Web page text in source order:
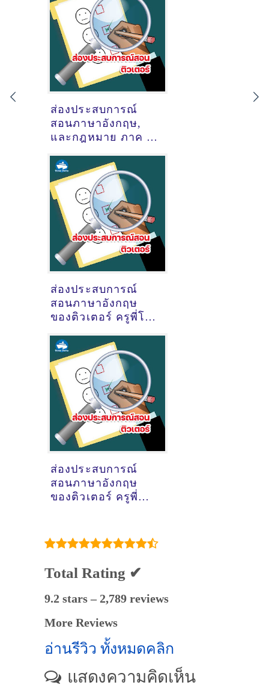
ส่องประสบการณ์
สอนภาษาอังกฤษ,
และกฎหมาย ภาค ก
สำนักงานปลัด
กระทรวง
สาธารณสุข) ของ
ติวเตอร์ ครูพี่ธิป นาย
ธิบดิ์ เซซัง
@ออนไลน์
ส่องประสบการณ์
สอนภาษาอังกฤษ
ของติวเตอร์ ครูพี่โม
สานสินธุ์ @ออนไลน์
ส่องประสบการณ์
สอนภาษาอังกฤษ
ของติวเตอร์ ครูพี่
สาครธานี
Total Rating ✔
9.2 stars – 2,789 reviews
More Reviews
อ่านรีวิว ทั้งหมดคลิก
แสดงความคิดเห็น